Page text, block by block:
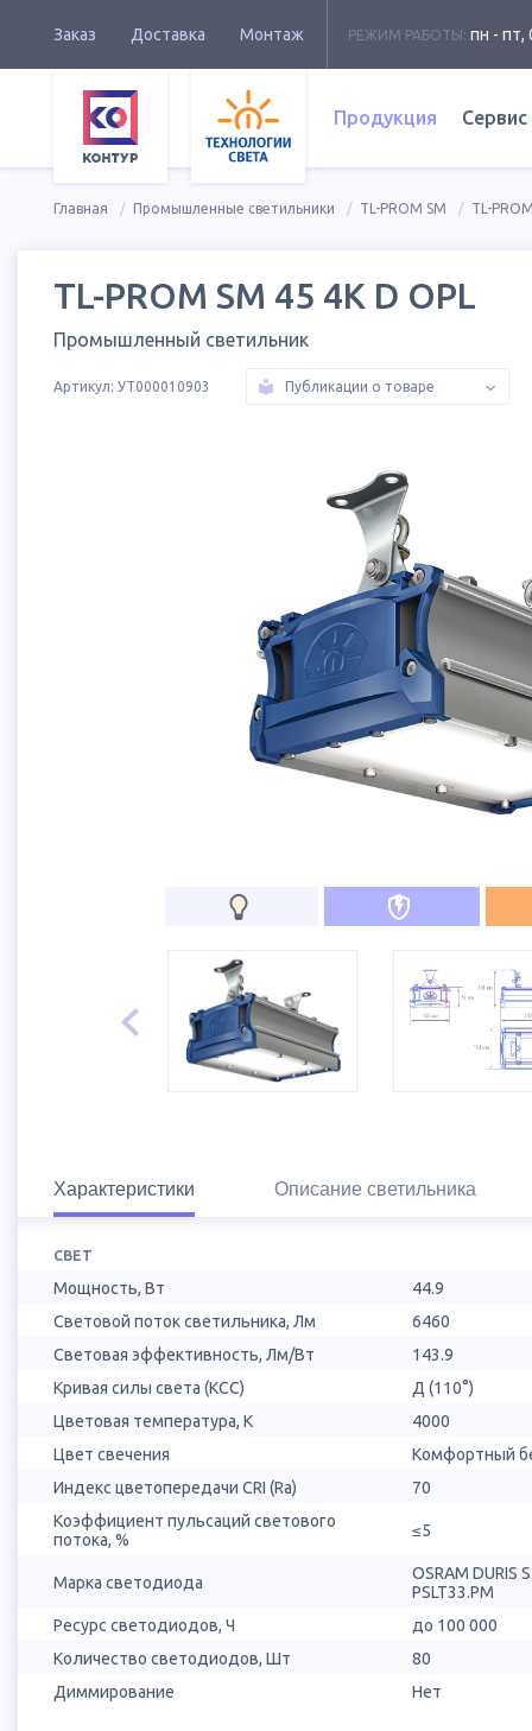
Заказ Доставка Монтаж РЕЖИМ РАБОТЫ: пн - пт,
Продукция Сервис
Главная Промышленные светильники TL-PROM SM TL-
TL-PROM SM 45 4K D OPL
Промышленный светильник
Артикул: УТ000010903 Публикации о товаре
Характеристики Описание светильника
СВЕТ
Мощность, Вт
44.9
Световой поток светильника, Лм
6460
Световая эффективность, Лм/Вт
143.9
Кривая силы света (КСС)
Д (110°)
Цветовая температура, К
4000
Цвет свечения
Комфортный
Индекс цветопередачи CRI (Ra)
70
Коэффициент пульсаций светового
потока, %
≤5
Марка светодиода
OSRAM DURIS
PSLT33.PM
Ресурс светодиодов, Ч
до 100 000
Количество светодиодов, Шт
80
Диммирование
Нет